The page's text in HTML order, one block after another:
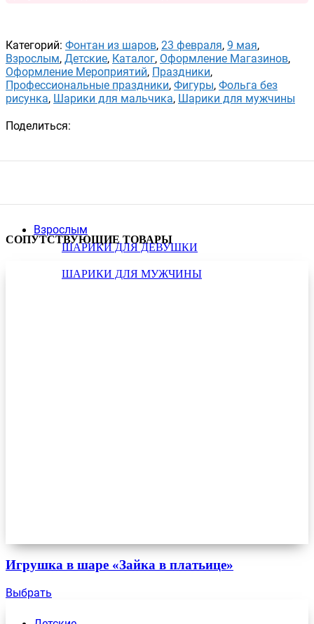
Взрослым
ШАРИКИ ДЛЯ ДЕВУШКИ
ШАРИКИ ДЛЯ МУЖЧИНЫ
Категорий: Фонтан из шаров, 23 февраля, 9 мая,
Взрослым, Детские, Каталог, Оформление Магазинов,
Оформление Мероприятий, Праздники,
Профессиональные праздники, Фигуры, Фольга без
рисунка, Шарики для мальчика, Шарики для мужчины
Поделиться:
СОПУТСТВУЮЩИЕ ТОВАРЫ
Игрушка в шаре «Зайка в платьице»
Выбрать